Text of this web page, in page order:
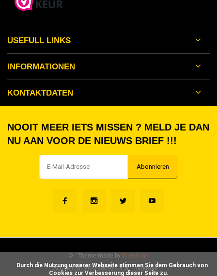
USEFULL LINKS
INFORMATIONEN
KONTAKTDATEN
NOOIT MEER IETS MISSEN ? MELD JE DAN
NU AAN VOOR DE NIEUWS BRIEF !!!
Abonnieren
ALGEMENE VOORWAARDEN Sitemap
© - Theme made by Webdinge
Cookies zur Verbesserung dieser Seite zu.